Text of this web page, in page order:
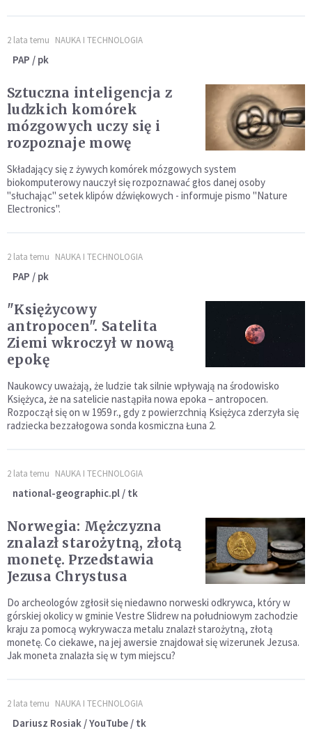
2 lata temu NAUKA I TECHNOLOGIA
PAP / pk
Sztuczna inteligencja z
ludzkich komórek
mózgowych uczy się i
rozpoznaje mowę
Składający się z żywych komórek mózgowych system
biokomputerowy nauczył się rozpoznawać głos danej osoby
"słuchając" setek klipów dźwiękowych - informuje pismo "Nature
Electronics".
2 lata temu NAUKA I TECHNOLOGIA
PAP / pk
"Księżycowy
antropocen". Satelita
Ziemi wkroczył w nową
epokę
Naukowcy uważają, że ludzie tak silnie wpływają na środowisko
Księżyca, że na satelicie nastąpiła nowa epoka – antropocen.
Rozpoczął się on w 1959 r., gdy z powierzchnią Księżyca zderzyła się
radziecka bezzałogowa sonda kosmiczna Łuna 2.
2 lata temu NAUKA I TECHNOLOGIA
national-geographic.pl / tk
Norwegia: Mężczyzna
znalazł starożytną, złotą
monetę. Przedstawia
Jezusa Chrystusa
Do archeologów zgłosił się niedawno norweski odkrywca, który w
górskiej okolicy w gminie Vestre Slidrew na południowym zachodzie
kraju za pomocą wykrywacza metalu znalazł starożytną, złotą
monetę. Co ciekawe, na jej awersie znajdował się wizerunek Jezusa.
Jak moneta znalazła się w tym miejscu?
2 lata temu NAUKA I TECHNOLOGIA
Dariusz Rosiak / YouTube / tk